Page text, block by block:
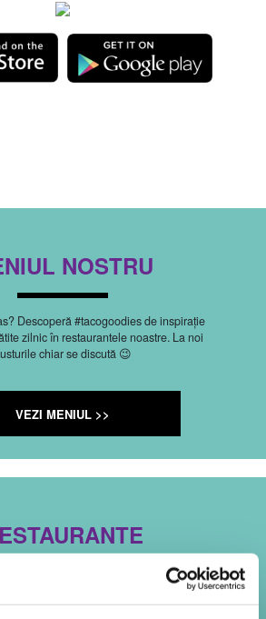
NOSTRU
Descoperă #tacogoodies de inspirație
zilnic în restaurantele noastre. La noi
chiar se discută 😉
VEZI MENIUL >>
să #livemas, ne găsești la câțiva taco
cel mai apropiat restaurant Taco Bell,